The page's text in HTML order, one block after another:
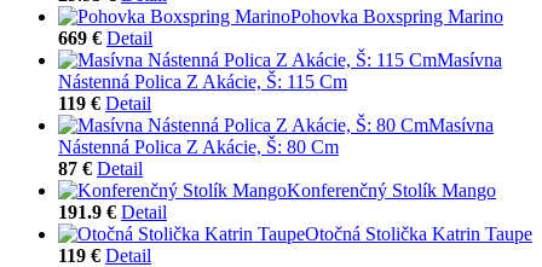
Pohovka Boxspring Marino
669 € Detail
Masívna
Nástenná Polica Z Akácie, Š: 115 Cm
119 € Detail
Masívna
Nástenná Polica Z Akácie, Š: 80 Cm
87 € Detail
Konferenčný Stolík Mango
191.9 € Detail
Otočná Stolička Katrin Taupe
119 € Detail